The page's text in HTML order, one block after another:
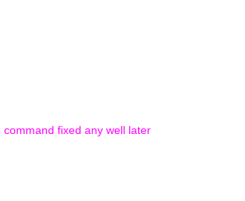
fixed any well later